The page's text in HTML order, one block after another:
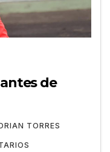
de
TORRES